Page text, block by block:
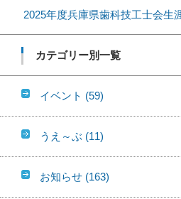
2025年度兵庫県歯科技工士会
カテゴリー別一覧
イベント (59)
うえ～ぶ (11)
お知らせ (163)